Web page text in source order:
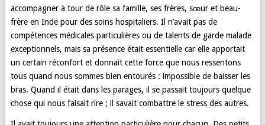
accompagner à tour de rôle sa famille, ses frères, sœur et beau-
frère en Inde pour des soins hospitaliers. Il n’avait pas de
compétences médicales particulières ou de talents de garde malade
exceptionnels, mais sa présence était essentielle car elle apportait
un certain réconfort et donnait cette force que nous ressentons
tous quand nous sommes bien entourés : impossible de baisser les
bras. Quand il était dans les parages, il se passait toujours quelque
chose qui nous faisait rire ; il savait combattre le stress des autres.